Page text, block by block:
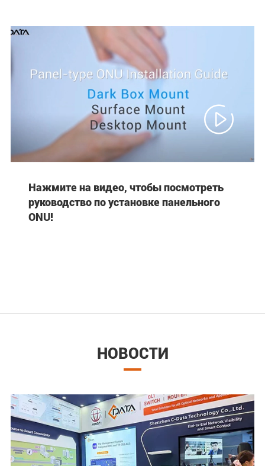

Нажмите на видео, чтобы посмотреть
руководство по установке панельного
ONU!
НОВОСТИ